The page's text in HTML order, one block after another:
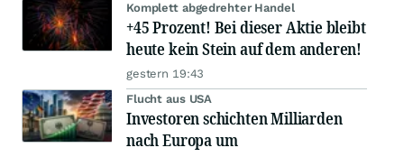
Komplett abgedrehter Handel
+45 Prozent! Bei dieser Aktie bleibt
heute kein Stein auf dem anderen!
gestern 19:43
Flucht aus USA
Investoren schichten Milliarden
nach Europa um